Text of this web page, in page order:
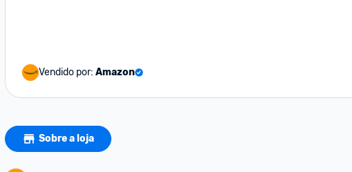
Vendido por: Amazon
Sobre a loja